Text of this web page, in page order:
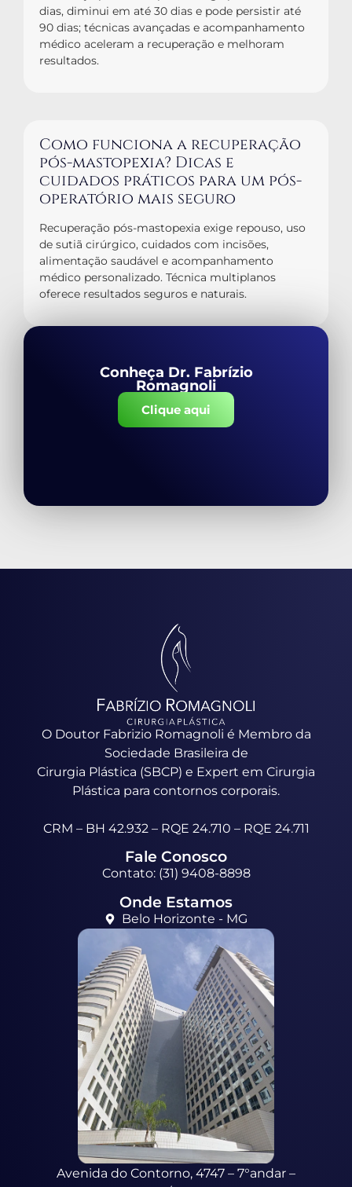
dias, diminui em até 30 dias e pode persistir até
90 dias; técnicas avançadas e acompanhamento
médico aceleram a recuperação e melhoram
resultados.
Como funciona a recuperação
pós-mastopexia? Dicas e
cuidados práticos para um pós-
operatório mais seguro
Recuperação pós-mastopexia exige repouso, uso
de sutiã cirúrgico, cuidados com incisões,
alimentação saudável e acompanhamento
médico personalizado. Técnica multiplanos
oferece resultados seguros e naturais.
Conheça Dr. Fabrízio
Romagnoli
Clique aqui
O Doutor Fabrizio Romagnoli é Membro da
Sociedade Brasileira de
Cirurgia Plástica (SBCP) e Expert em Cirurgia
Plástica para contornos corporais.
CRM – BH 42.932 – RQE 24.710 – RQE 24.711
Fale Conosco
Contato: (31) 9408-8898
Onde Estamos
Belo Horizonte - MG
Avenida do Contorno, 4747 – 7°andar –